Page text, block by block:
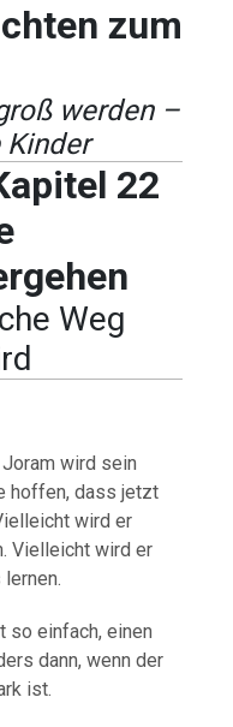
zum
werden –
Kinder
22
Weg
wird sein
hoffen, dass jetzt
wird er
Vielleicht wird er
so einfach, einen
dann, wenn der
ist.